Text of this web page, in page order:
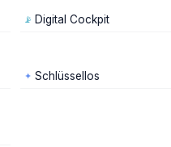
📡 Digital Cockpit
✦ Schlüssellos